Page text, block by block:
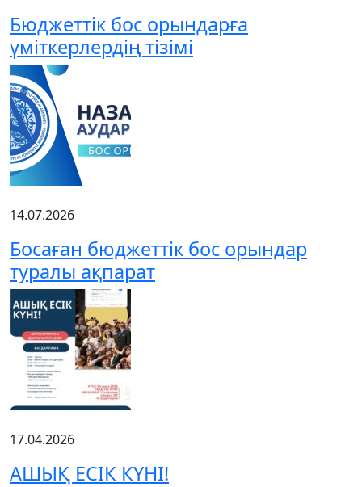
Бюджеттік бос орындарға
үміткерлердің тізімі
14.07.2026
Босаған бюджеттік бос орындар
туралы ақпарат
17.04.2026
АШЫҚ ЕСІК КҮНІ!